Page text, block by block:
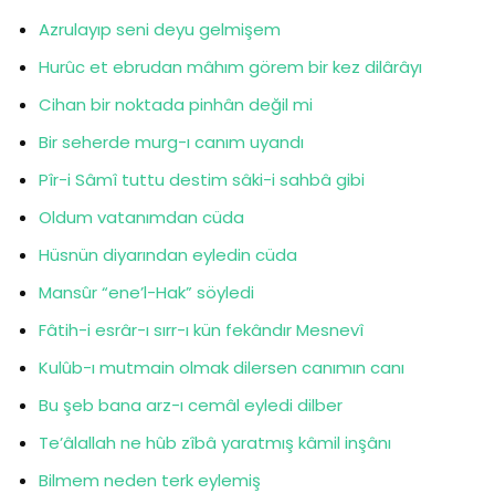
Azrulayıp seni deyu gelmişem
Hurûc et ebrudan mâhım görem bir kez dilârâyı
Cihan bir noktada pinhân değil mi
Bir seherde murg-ı canım uyandı
Pîr-i Sâmî tuttu destim sâki-i sahbâ gibi
Oldum vatanımdan cüda
Hüsnün diyarından eyledin cüda
Mansûr “ene’l-Hak” söyledi
Fâtih-i esrâr-ı sırr-ı kün fekândır Mesnevî
Kulûb-ı mutmain olmak dilersen canımın canı
Bu şeb bana arz-ı cemâl eyledi dilber
Te’âlallah ne hûb zîbâ yaratmış kâmil inşânı
Bilmem neden terk eylemiş